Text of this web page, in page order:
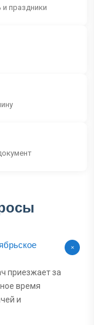
праздники
приезжает за
время
и